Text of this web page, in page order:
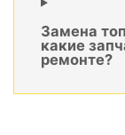
Замена
какие
ремонте?